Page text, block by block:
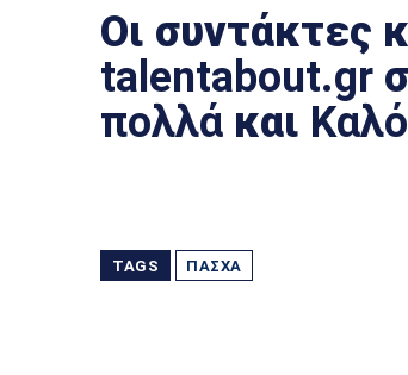
Οι συντάκτες
talentabout.gr
πολλά και Καλό
TAGS ΠΆΣΧΑ